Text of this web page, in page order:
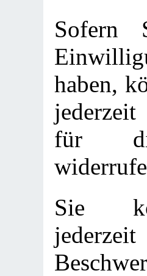
Sofern
haben,
für
Sie